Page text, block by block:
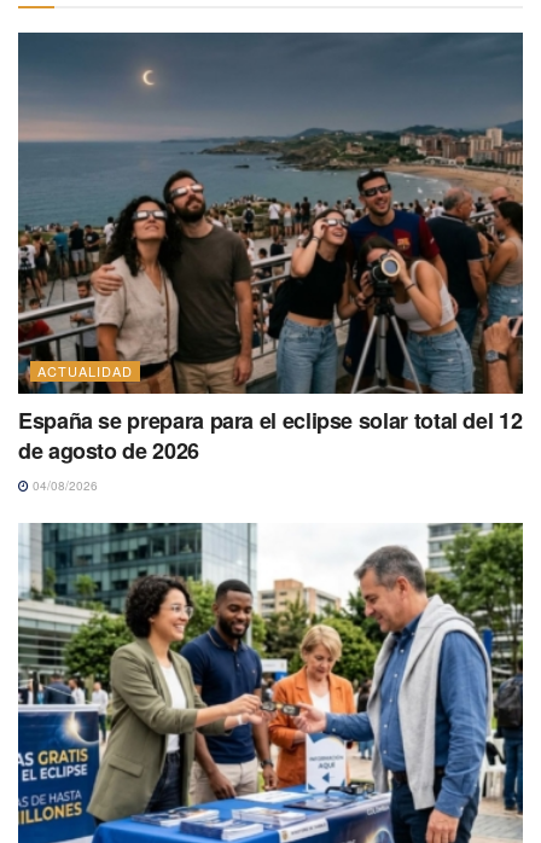
ACTUALIDAD
España se prepara para el eclipse solar total del 12
de agosto de 2026
04/08/2026